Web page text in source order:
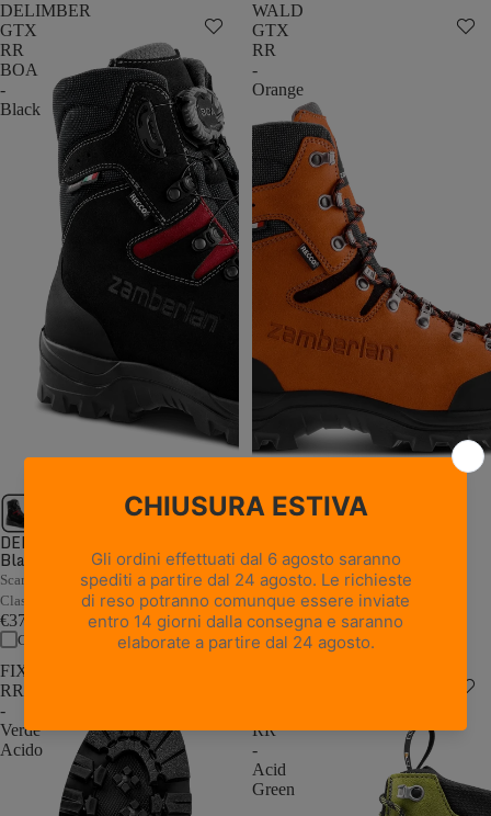
DELIMBER
GTX
RR
BOA
-
Black
DELIMBER GTX RR BOA -
Black
Scarpone antitaglio da motosega in
Classe 2 con sistema BOA®
€379,00
Confronta
WALD
GTX
RR
-
Orange
1 recensione
WALD GTX RR - Orange
Scarpone antitaglio da motosega in
Classe 2
€359,00
Confronta
FIXER
RR
-
Verde
Acido
RR
-
Acid
Green